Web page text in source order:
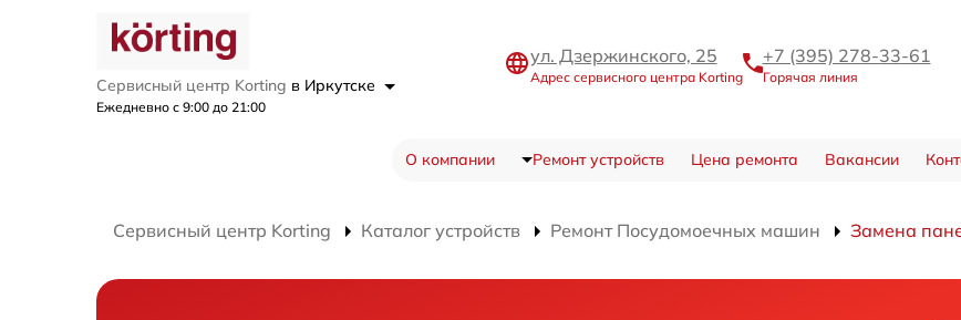
Сервисный центр Korting в Иркутске
Ежедневно с 9:00 до 21:00
ул. Дзержинского, 25
Адрес сервисного центра Korting
+7 (395) 278-33-61
Горячая линия
О компании Ремонт устройств Цена ремонта Вакансии
Сервисный центр Korting Каталог устройств Ремонт Посудомоечных машин Замена